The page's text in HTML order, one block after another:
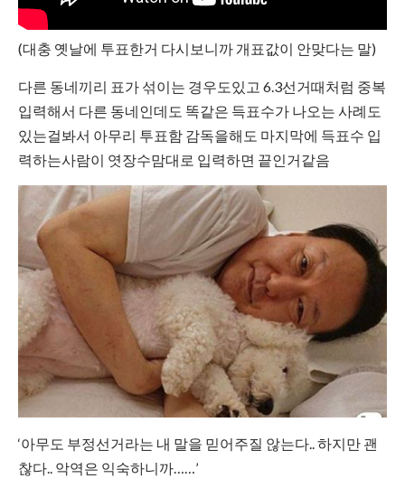
(대충 옛날에 투표한거 다시보니까 개표값이 안맞다는 말)
다른 동네끼리 표가 섞이는 경우도있고 6.3선거때처럼 중복
입력해서 다른 동네인데도 똑같은 득표수가 나오는 사례도
있는걸봐서 아무리 투표함 감독을해도 마지막에 득표수 입
력하는사람이 엿장수맘대로 입력하면 끝인거같음
‘아무도 부정선거라는 내 말을 믿어주질 않는다.. 하지만 괜
찮다.. 악역은 익숙하니까……’